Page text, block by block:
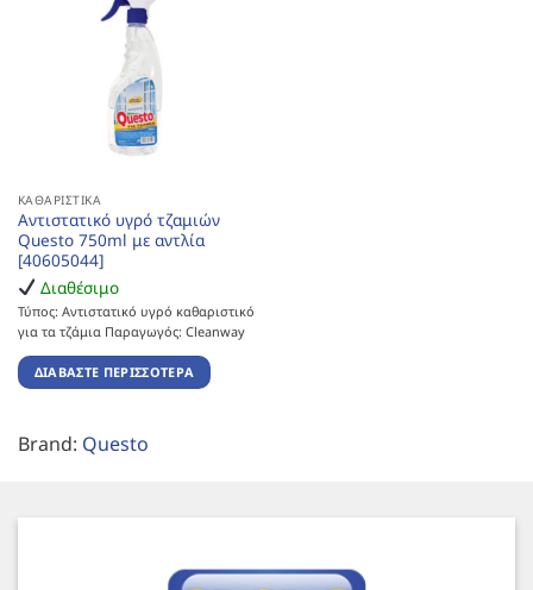
ΚΑΘΑΡΙΣΤΙΚΆ
Αντιστατικό υγρό τζαμιών
Questo 750ml με αντλία
[40605044]
Διαθέσιμο
Τύπος: Αντιστατικό υγρό καθαριστικό
για τα τζάμια Παραγωγός: Cleanway
ΔΙΑΒΆΣΤΕ ΠΕΡΙΣΣΌΤΕΡΑ
Brand: Questo